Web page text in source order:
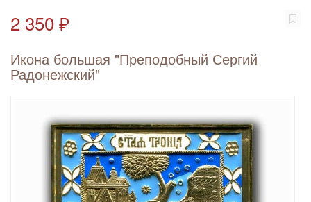
2 350 ₽
Икона большая "Преподобный Сергий
Радонежский"